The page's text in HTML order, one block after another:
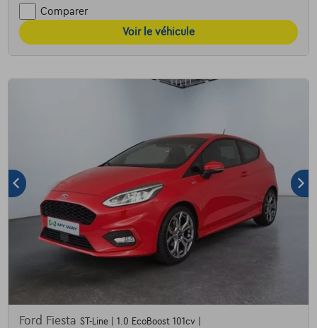
Comparer
Voir le véhicule
Ford Fiesta ST-Line | 1.0 EcoBoost 101cv |